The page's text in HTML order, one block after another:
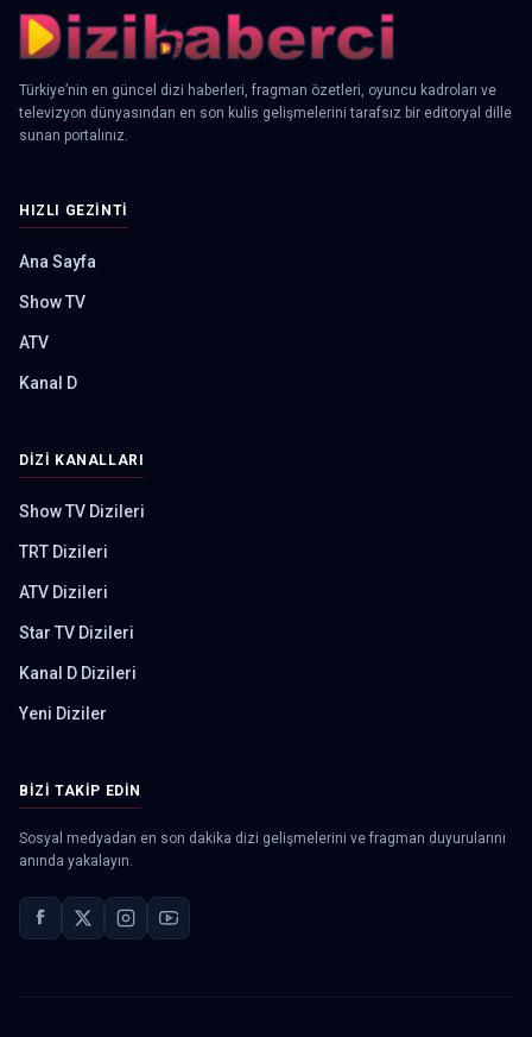
Türkiye’nin en güncel dizi haberleri, fragman özetleri, oyuncu kadroları ve
televizyon dünyasından en son kulis gelişmelerini tarafsız bir editoryal dille
sunan portalınız.
HIZLI GEZINTI
Ana Sayfa
Show TV
ATV
Kanal D
DIZI KANALLARI
Show TV Dizileri
TRT Dizileri
ATV Dizileri
Star TV Dizileri
Kanal D Dizileri
Yeni Diziler
BIZI TAKIP EDIN
Sosyal medyadan en son dakika dizi gelişmelerini ve fragman duyurularını
anında yakalayın.